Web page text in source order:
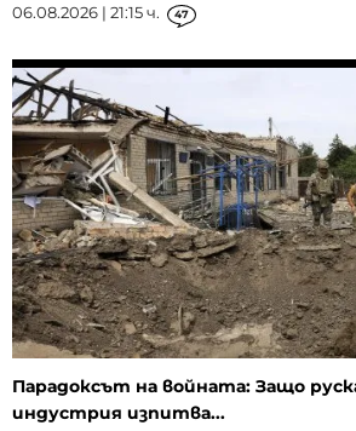
06.08.2026 | 21:15 ч. 47
Парадоксът на войната: Защо
индустрия изпитва...